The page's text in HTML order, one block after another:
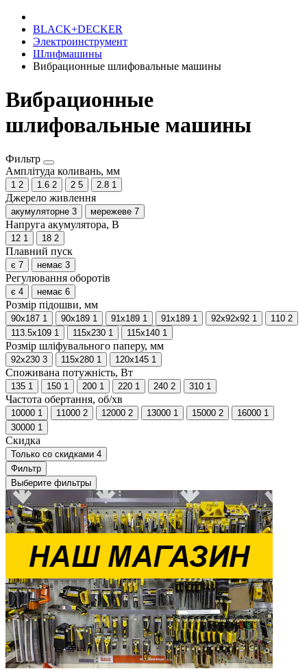
BLACK+DECKER
Электроинструмент
Шлифмашины
Вибрационные шлифовальные машины
Вибрационные
шлифовальные машины
Фильтр
Амплітуда коливань, мм
1 2 1.6 2 2 5 2.8 1
Джерело живлення
акумуляторне 3 мережеве 7
Напруга акумулятора, В
12 1 18 2
Плавний пуск
є 7 немає 3
Регулювання оборотів
є 4 немає 6
Розмір підошви, мм
90х187 1 90х189 1 91x189 1 91х189 1 92х92х92 1 110 2
113.5х109 1 115x230 1 115х140 1
Розмір шліфувального паперу, мм
92х230 3 115x280 1 120х145 1
Споживана потужність, Вт
135 1 150 1 200 1 220 1 240 2 310 1
Частота обертання, об/хв
10000 1 11000 2 12000 2 13000 1 15000 2 16000 1
30000 1
Скидка
Только со cкидками 4
Фильтр
Выберите фильтры